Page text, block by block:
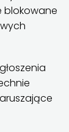
blokowane